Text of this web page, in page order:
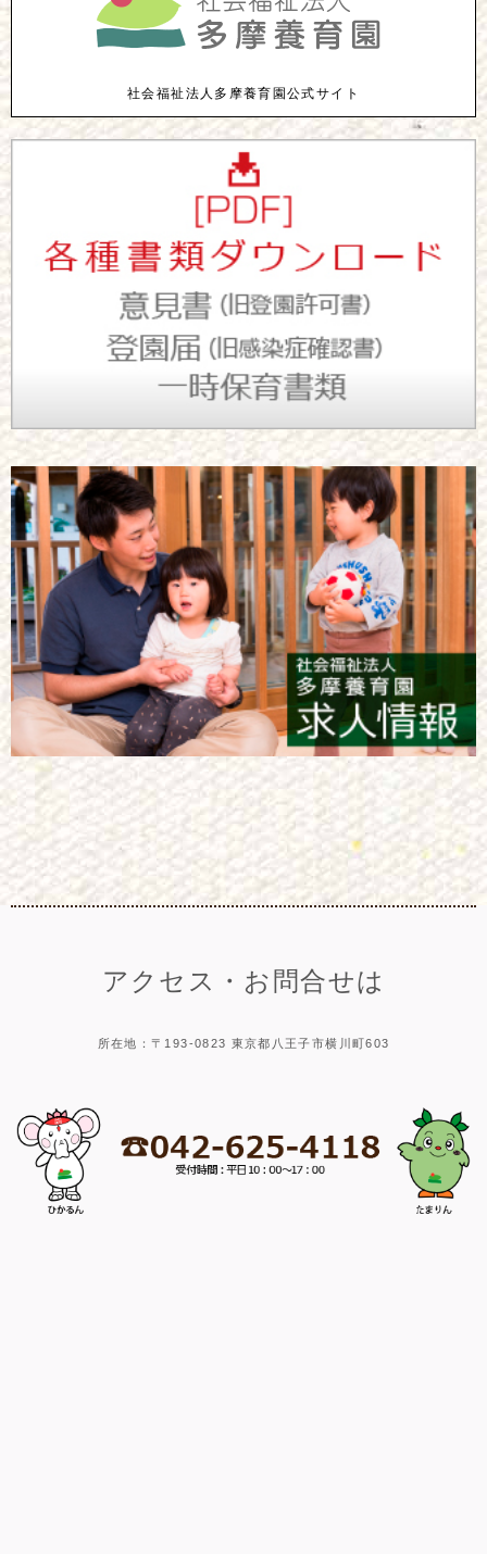
社会福祉法人多摩養育園公式サイト
アクセス・お問合せは
所在地：〒193-0823 東京都八王子市横川町603